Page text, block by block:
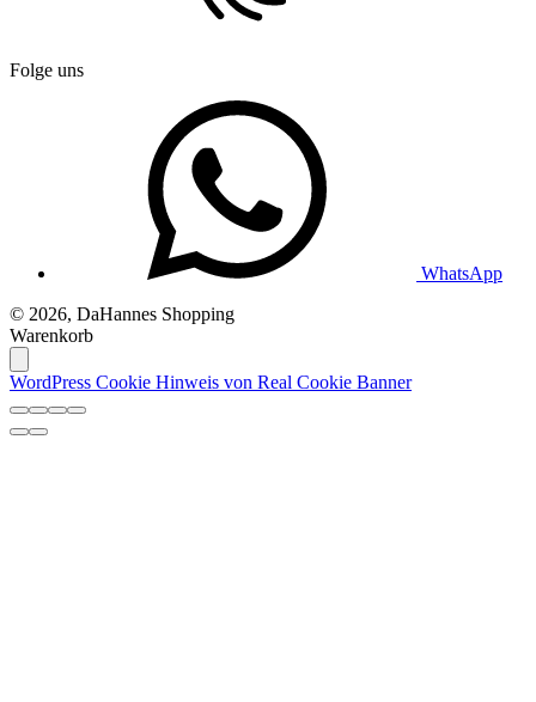
Folge uns
WhatsApp
© 2026, DaHannes Shopping
Warenkorb
WordPress Cookie Hinweis von Real Cookie Banner